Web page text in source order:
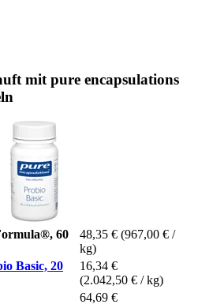
mit pure encapsulations
60
48,35 € (967,00 € /
kg)
Basic, 20
16,34 €
(2.042,50 € / kg)
64,69 €